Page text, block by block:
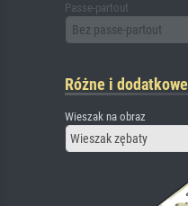
Passe-partout
Bez passe-partout
Różne i dodatkowe
Wieszak na obraz
Wieszak zębaty